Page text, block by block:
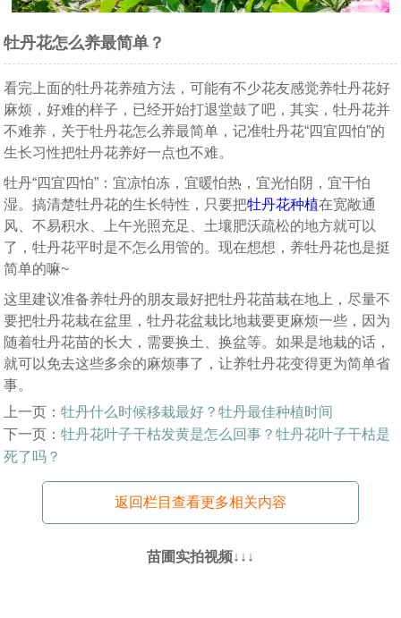
牡丹花怎么养最简单？
看完上面的牡丹花养殖方法，可能有不少花友感觉养牡丹花好
麻烦，好难的样子，已经开始打退堂鼓了吧，其实，牡丹花并
不难养，关于牡丹花怎么养最简单，记准牡丹花“四宜四怕”的
生长习性把牡丹花养好一点也不难。
牡丹“四宜四怕”：宜凉怕冻，宜暖怕热，宜光怕阴，宜干怕
湿。搞清楚牡丹花的生长特性，只要把牡丹花种植在宽敞通
风、不易积水、上午光照充足、土壤肥沃疏松的地方就可以
了，牡丹花平时是不怎么用管的。现在想想，养牡丹花也是挺
简单的嘛~
这里建议准备养牡丹的朋友最好把牡丹花苗栽在地上，尽量不
要把牡丹花栽在盆里，牡丹花盆栽比地栽要更麻烦一些，因为
随着牡丹花苗的长大，需要换土、换盆等。如果是地栽的话，
就可以免去这些多余的麻烦事了，让养牡丹花变得更为简单省
事。
上一页：牡丹什么时候移栽最好？牡丹最佳种植时间
下一页：牡丹花叶子干枯发黄是怎么回事？牡丹花叶子干枯是
死了吗？
返回栏目查看更多相关内容
苗圃实拍视频↓↓↓